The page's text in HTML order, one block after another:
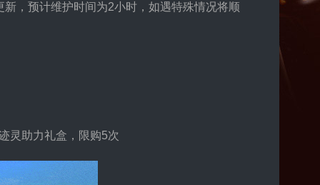
，预计维护时间为2小时，如遇特殊情况将顺
灵助力礼盒，限购5次